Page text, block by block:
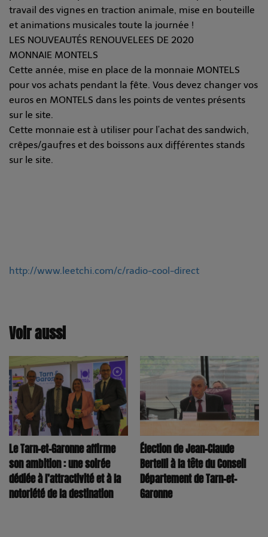
travail des vignes en traction animale, mise en bouteille
et animations musicales toute la journée !
LES NOUVEAUTÉS RENOUVELEES DE 2020
MONNAIE MONTELS
Cette année, mise en place de la monnaie MONTELS
pour vos achats pendant la fête. Vous devez changer vos
euros en MONTELS dans les points de ventes présents
sur le site.
Cette monnaie est à utiliser pour l’achat des sandwich,
crêpes/gaufres et des boissons aux différentes stands
sur le site.
http://www.leetchi.com/c/radio-cool-direct
Voir aussi
Le Tarn-et-Garonne affirme
son ambition : une soirée
dédiée à l’attractivité et à la
notoriété de la destination
Élection de Jean-Claude
Bertelli à la tête du Conseil
Département de Tarn-et-
Garonne